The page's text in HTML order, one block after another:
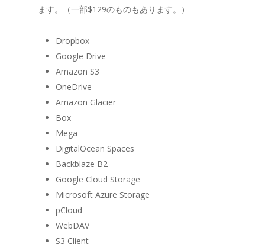
ます。（一部$129のものもあります。）
Dropbox
Google Drive
Amazon S3
OneDrive
Amazon Glacier
Box
Mega
DigitalOcean Spaces
Backblaze B2
Google Cloud Storage
Microsoft Azure Storage
pCloud
WebDAV
S3 Client